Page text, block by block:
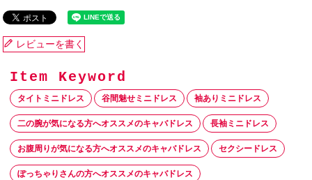
レビューを書く
タイトミニドレス 谷間魅せミニドレス 袖ありミニドレス
二の腕が気になる方へオススメのキャバドレス 長袖ミニドレス
お腹周りが気になる方へオススメのキャバドレス セクシードレス
ぽっちゃりさんの方へオススメのキャバドレス